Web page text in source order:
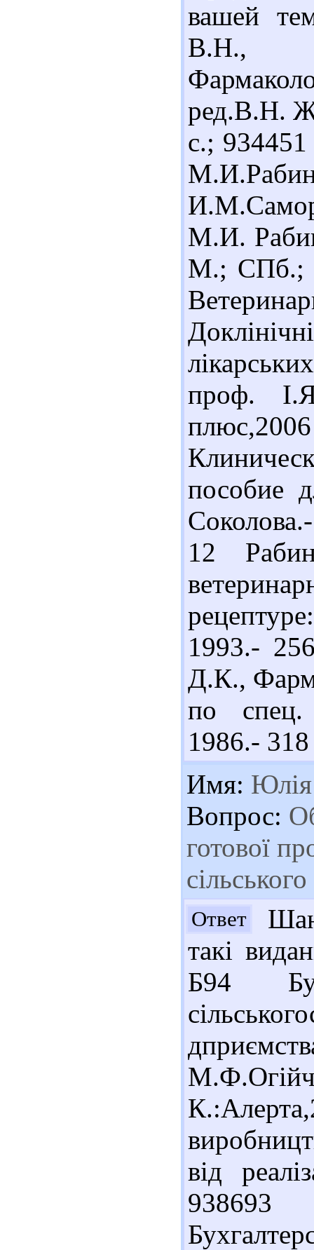
вашей
ред.В.Н.
с.;
М.И.
М.; СПб.;
проф.
пособие
12
1993.-
Д.К.,
по
1986.- 318
Имя: Юлія
Вопрос:
готової
Ответ
такі
Б94
від
938693